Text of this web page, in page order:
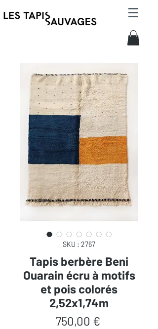
SKU : 2767
Tapis berbère Beni
Ouarain écru à motifs
et pois colorés
2,52x1,74m
750,00 €Prix